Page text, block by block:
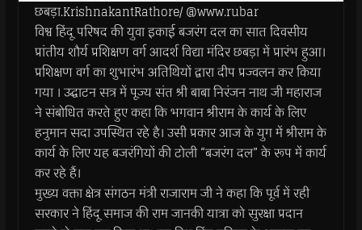
छबड़ा.KrishnakantRathore/ @www.rubar
विश्व हिंदू परिषद की युवा इकाई बजरंग दल का सात दिवसीय
प्रांतीय शौर्य प्रशिक्षण वर्ग आदर्श विद्या मंदिर छबड़ा में प्रारंभ हुआ।
प्रशिक्षण वर्ग का शुभारंभ अतिथियों द्वारा दीप प्रज्वलन कर किया
गया । उद्घाटन सत्र में पूज्य संत श्री बाबा निरंजन नाथ जी महाराज
ने संबोधित करते हुए कहा कि भगवान श्रीराम के कार्य के लिए
हनुमान सदा उपस्थित रहे है। उसी प्रकार आज के युग में श्रीराम के
कार्य के लिए यह बजरंगियों की टोली “बजरंग दल” के रूप में कार्य
कर रहे हैं।
मुख्य वक्ता क्षेत्र संगठन मंत्री राजाराम जी ने कहा कि पूर्व में रही
सरकार ने हिंदू समाज की राम जानकी यात्रा को सुरक्षा प्रदान